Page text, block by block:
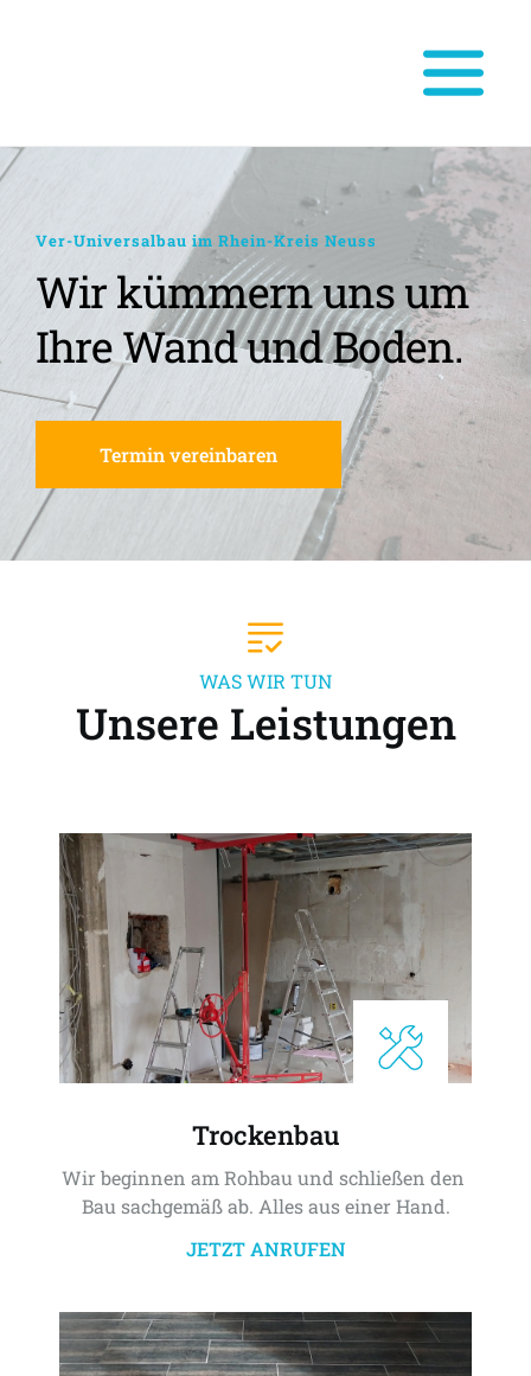
Ver-Universalbau im Rhein-Kreis Neuss
Wir kümmern uns um
Ihre Wand und Boden.
Termin vereinbaren
WAS WIR TUN
Unsere Leistungen
Trockenbau
Wir beginnen am Rohbau und schließen den
Bau sachgemäß ab. Alles aus einer Hand.
JETZT ANRUFEN